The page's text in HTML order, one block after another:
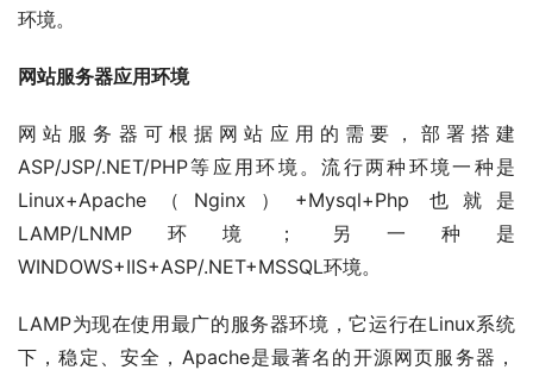
环境。
网站服务器应用环境
网站服务器可根据网站应用的需要，部署搭建
ASP/JSP/.NET/PHP等应用环境。流行两种环境一种是
Linux+Apache（Nginx）+Mysql+Php 也就是
LAMP/LNMP环境；另一种是
WINDOWS+IIS+ASP/.NET+MSSQL环境。
LAMP为现在使用最广的服务器环境，它运行在Linux系统
下，稳定、安全，Apache是最著名的开源网页服务器，